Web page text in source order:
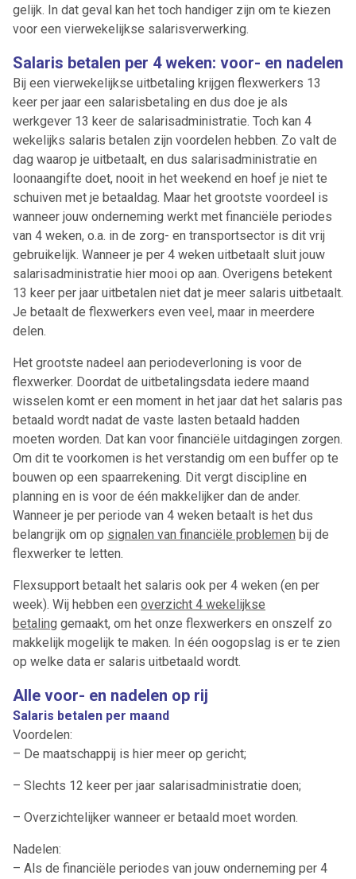
gelijk. In dat geval kan het toch handiger zijn om te kiezen
voor een vierwekelijkse salarisverwerking.
Salaris betalen per 4 weken: voor- en nadelen
Bij een vierwekelijkse uitbetaling krijgen flexwerkers 13
keer per jaar een salarisbetaling en dus doe je als
werkgever 13 keer de salarisadministratie. Toch kan 4
wekelijks salaris betalen zijn voordelen hebben. Zo valt de
dag waarop je uitbetaalt, en dus salarisadministratie en
loonaangifte doet, nooit in het weekend en hoef je niet te
schuiven met je betaaldag. Maar het grootste voordeel is
wanneer jouw onderneming werkt met financiële periodes
van 4 weken, o.a. in de zorg- en transportsector is dit vrij
gebruikelijk. Wanneer je per 4 weken uitbetaalt sluit jouw
salarisadministratie hier mooi op aan. Overigens betekent
13 keer per jaar uitbetalen niet dat je meer salaris uitbetaalt.
Je betaalt de flexwerkers even veel, maar in meerdere
delen.
Het grootste nadeel aan periodeverloning is voor de
flexwerker. Doordat de uitbetalingsdata iedere maand
wisselen komt er een moment in het jaar dat het salaris pas
betaald wordt nadat de vaste lasten betaald hadden
moeten worden. Dat kan voor financiële uitdagingen zorgen.
Om dit te voorkomen is het verstandig om een buffer op te
bouwen op een spaarrekening. Dit vergt discipline en
planning en is voor de één makkelijker dan de ander.
Wanneer je per periode van 4 weken betaalt is het dus
belangrijk om op signalen van financiële problemen bij de
flexwerker te letten.
Flexsupport betaalt het salaris ook per 4 weken (en per
week). Wij hebben een overzicht 4 wekelijkse
betaling gemaakt, om het onze flexwerkers en onszelf zo
makkelijk mogelijk te maken. In één oogopslag is er te zien
op welke data er salaris uitbetaald wordt.
Alle voor- en nadelen op rij
Salaris betalen per maand
Voordelen:
– De maatschappij is hier meer op gericht;
– Slechts 12 keer per jaar salarisadministratie doen;
– Overzichtelijker wanneer er betaald moet worden.
Nadelen:
– Als de financiële periodes van jouw onderneming per 4